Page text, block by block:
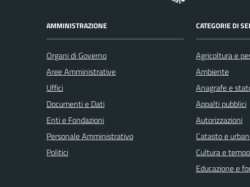
AMMINISTRAZIONE
Organi di Governo
Aree Amministrative
Uffici
Documenti e Dati
Enti e Fondazioni
Personale Amministrativo
Politici
CATEGORIE DI
Agricoltura e
Ambiente
Anagrafe e
Appalti pubblici
Autorizzazioni
Catasto e
Cultura e
Educazione e